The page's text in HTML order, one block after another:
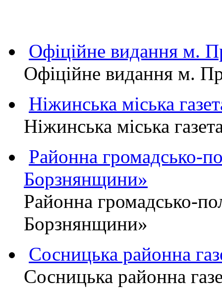
Офіційне видання
Офіційне видання м.
Ніжинська міська
Ніжинська міська
Районна громадсько-
Борзнянщини»
Районна громадсько-
Борзнянщини»
Сосницька районна
Сосницька районна